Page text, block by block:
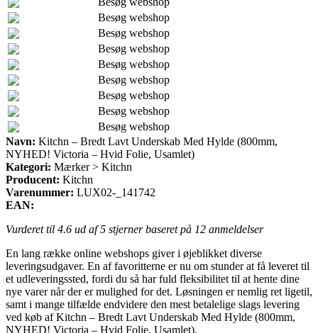
Besøg webshop
Besøg webshop
Besøg webshop
Besøg webshop
Besøg webshop
Besøg webshop
Besøg webshop
Besøg webshop
Navn: Kitchn – Bredt Lavt Underskab Med Hylde (800mm,
NYHED! Victoria – Hvid Folie, Usamlet)
Kategori: Mærker > Kitchn
Producent: Kitchn
Varenummer: LUX02-_141742
EAN:
Vurderet til 4.6 ud af 5 stjerner baseret på 12 anmeldelser
En lang række online webshops giver i øjeblikket diverse
leveringsudgaver. En af favoritterne er nu om stunder at få leveret til
et udleveringssted, fordi du så har fuld fleksibilitet til at hente dine
nye varer når der er mulighed for det. Løsningen er nemlig ret ligetil,
samt i mange tilfælde endvidere den mest betalelige slags levering
ved køb af Kitchn – Bredt Lavt Underskab Med Hylde (800mm,
NYHED! Victoria – Hvid Folie, Usamlet).